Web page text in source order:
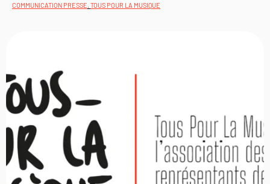
COMMUNICATION PRESSE, TOUS POUR LA MUSIQUE